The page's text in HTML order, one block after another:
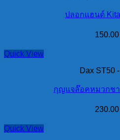
ปลอกแฮนด์
150.00
Quick View
Dax ST50
กุญแจล๊อคหมวกช
230.00
Quick View